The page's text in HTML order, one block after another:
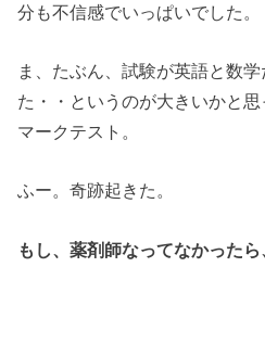
分も不信感でいっぱいでした。
ま、たぶん、試験が英語と数
た・・というのが大きいかと思
マークテスト。
ふー。奇跡起きた。
もし、薬剤師なってなかったら